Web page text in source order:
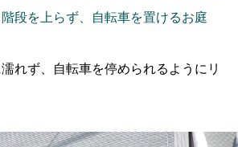
段を上らず、自転車を置けるお庭
れず、自転車を停められるようにリ